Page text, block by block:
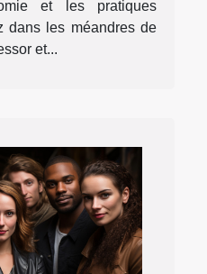
et les pratiques
dans les méandres de
et...